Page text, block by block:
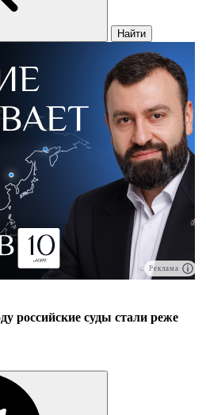
Найти
Реклама
российские суды стали реже